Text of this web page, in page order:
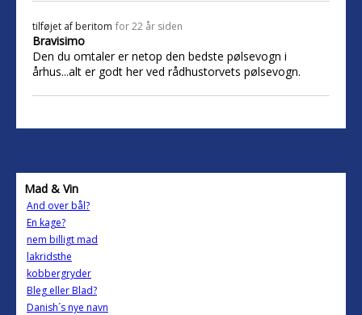
tilføjet af beritom for 22 år siden
Bravisimo
Den du omtaler er netop den bedste pølsevogn i
århus...alt er godt her ved rådhustorvets pølsevogn.
Mad & Vin
And over bål?
En kage?
nem billigt mad
lakridsthe
kobbergryder
Bleg eller Blad?
Danish´s nye navn